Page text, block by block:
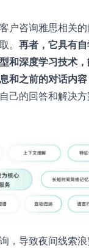
户咨询雅思相关
。 再者，它具有
和深度学习技术
和之前的对话内
己的回答和解决
，导致夜间线索